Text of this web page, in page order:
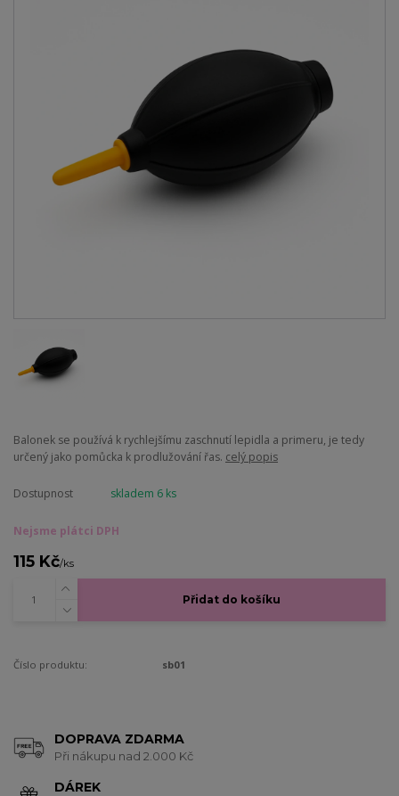
Balonek se používá k rychlejšímu zaschnutí lepidla a primeru, je tedy
určený jako pomůcka k prodlužování řas. celý popis
Dostupnost skladem 6 ks
Nejsme plátci DPH
115 Kč/ks
Přidat do košíku
Číslo produktu: sb01
DOPRAVA ZDARMA
Při nákupu nad 2.000 Kč
DÁREK